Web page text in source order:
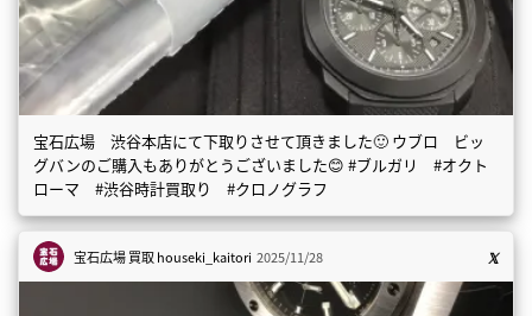
宝石広場 渋谷本店にて下取りさせて頂きました🙂 ウブロ ビッ
グバンのご購入もありがとうございました😊 #ブルガリ #オクト
ローマ #渋谷時計買取り #クロノグラフ
宝石広場 買取houseki_kaitori 2025/11/28